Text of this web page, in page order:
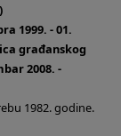
1999. - 01.
građanskog
2008. -
1982. godine.